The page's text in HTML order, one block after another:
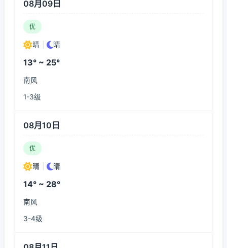
08月09日
优
晴 晴
13° ~ 25°
南风
1-3级
08月10日
优
晴 晴
14° ~ 28°
南风
3-4级